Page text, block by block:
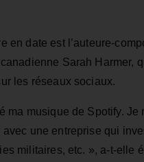
en date est l’auteure-
Sarah Harmer,
les réseaux sociaux.
ma musique de Spotify. Je
une entreprise qui
militaires, etc. », a-t-elle